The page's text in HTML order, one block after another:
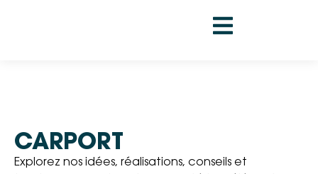
CARPORT
Explorez nos idées, réalisations, conseils et